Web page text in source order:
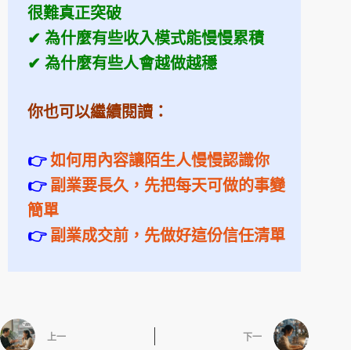
很難真正突破
✔ 為什麼有些收入模式能慢慢累積
✔ 為什麼有些人會越做越穩
你也可以繼續閱讀：
👉 如何用內容讓陌生人慢慢認識你
👉 副業要長久，先把每天可做的事變
簡單
👉 副業成交前，先做好這份信任清單
上一 下一